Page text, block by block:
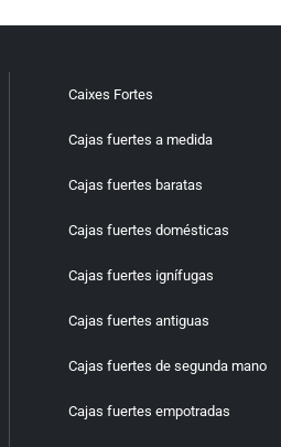
Caixes Fortes
Cajas fuertes a medida
Cajas fuertes baratas
Cajas fuertes domésticas
Cajas fuertes ignífugas
Cajas fuertes antiguas
Cajas fuertes de segunda mano
Cajas fuertes empotradas